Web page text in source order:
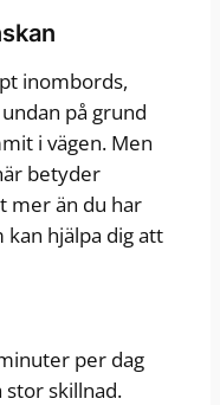
inombords,
på grund
i vägen. Men
betyder
mer än du har
kan hjälpa dig att
per dag
stor skillnad.